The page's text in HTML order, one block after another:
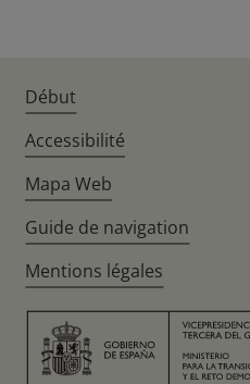
Début
Accessibilité
Mapa Web
Guide de navigation
Mentions légales